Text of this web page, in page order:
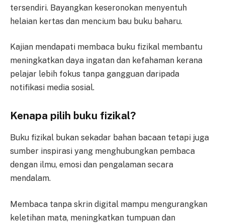
tersendiri. Bayangkan keseronokan menyentuh
helaian kertas dan mencium bau buku baharu.
Kajian mendapati membaca buku fizikal membantu
meningkatkan daya ingatan dan kefahaman kerana
pelajar lebih fokus tanpa gangguan daripada
notifikasi media sosial.
Kenapa pilih buku fizikal?
Buku fizikal bukan sekadar bahan bacaan tetapi juga
sumber inspirasi yang menghubungkan pembaca
dengan ilmu, emosi dan pengalaman secara
mendalam.
Membaca tanpa skrin digital mampu mengurangkan
keletihan mata, meningkatkan tumpuan dan